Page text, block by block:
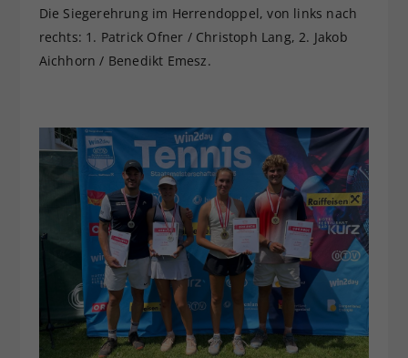
Die Siegerehrung im Herrendoppel, von links nach
rechts: 1. Patrick Ofner / Christoph Lang, 2. Jakob
Aichhorn / Benedikt Emesz.